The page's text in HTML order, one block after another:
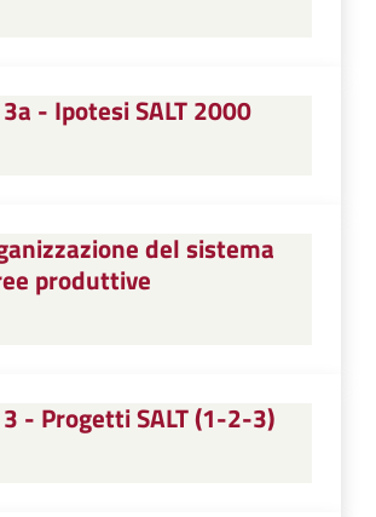
- Ipotesi SALT 2000
del sistema
produttive
- Progetti SALT (1-2-3)